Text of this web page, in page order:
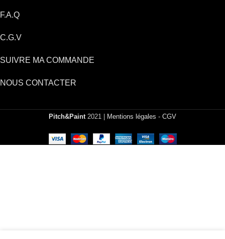
F.A.Q
C.G.V
SUIVRE MA COMMANDE
NOUS CONTACTER
Pitch&Paint 2021 | Mentions légales - CGV